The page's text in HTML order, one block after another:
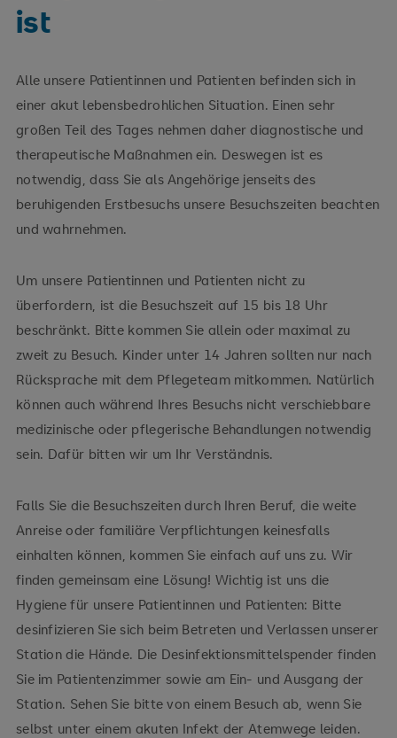
ist
Alle unsere Patientinnen und Patienten befinden sich in
einer akut lebensbedrohlichen Situation. Einen sehr
großen Teil des Tages nehmen daher diagnostische und
therapeutische Maßnahmen ein. Deswegen ist es
notwendig, dass Sie als Angehörige jenseits des
beruhigenden Erstbesuchs unsere Besuchszeiten beachten
und wahrnehmen.
Um unsere Patientinnen und Patienten nicht zu
überfordern, ist die Besuchszeit auf 15 bis 18 Uhr
beschränkt. Bitte kommen Sie allein oder maximal zu
zweit zu Besuch. Kinder unter 14 Jahren sollten nur nach
Rücksprache mit dem Pflegeteam mitkommen. Natürlich
können auch während Ihres Besuchs nicht verschiebbare
medizinische oder pflegerische Behandlungen notwendig
sein. Dafür bitten wir um Ihr Verständnis.
Falls Sie die Besuchszeiten durch Ihren Beruf, die weite
Anreise oder familiäre Verpflichtungen keinesfalls
einhalten können, kommen Sie einfach auf uns zu. Wir
finden gemeinsam eine Lösung! Wichtig ist uns die
Hygiene für unsere Patientinnen und Patienten: Bitte
desinfizieren Sie sich beim Betreten und Verlassen unserer
Station die Hände. Die Desinfektionsmittelspender finden
Sie im Patientenzimmer sowie am Ein- und Ausgang der
Station. Sehen Sie bitte von einem Besuch ab, wenn Sie
selbst unter einem akuten Infekt der Atemwege leiden.